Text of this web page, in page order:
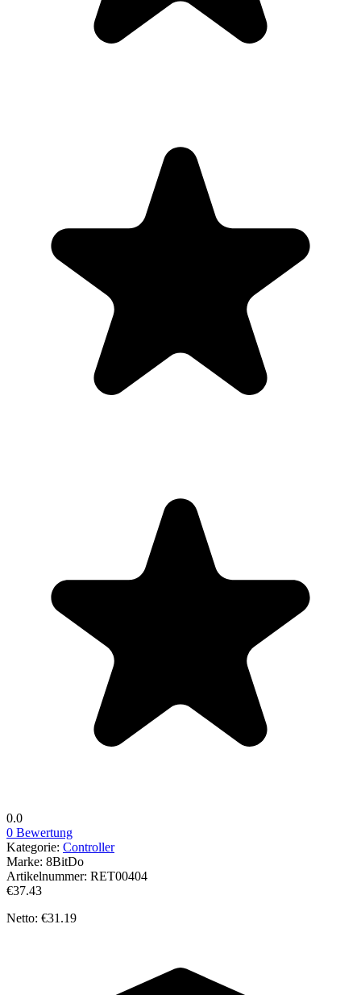
0.0
0 Bewertung
Kategorie: Controller
Marke: 8BitDo
Artikelnummer: RET00404
€37.43
Netto: €31.19